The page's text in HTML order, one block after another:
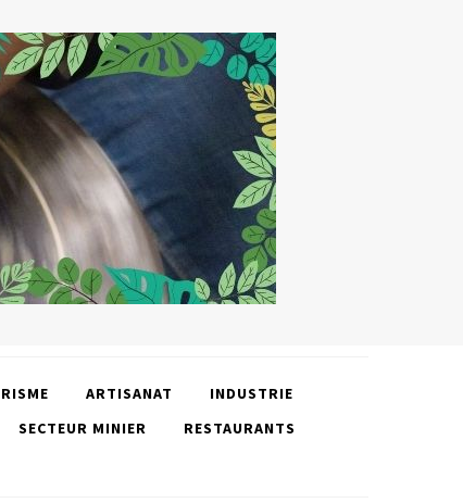
ARTISANAT
INDUSTRIE
SECTEUR MINIER
RESTAURANTS